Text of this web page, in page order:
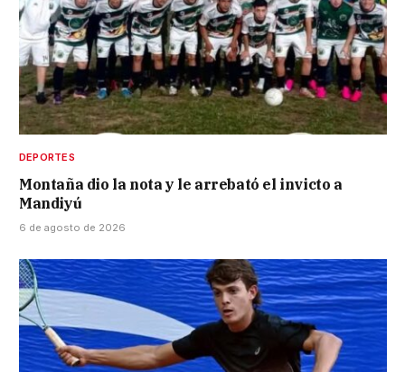
DEPORTES
Montaña dio la nota y le arrebató el invicto a
Mandiyú
6 de agosto de 2026